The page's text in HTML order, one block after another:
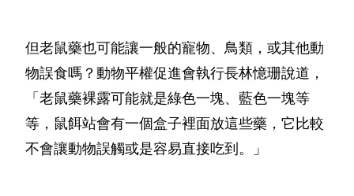
但老鼠藥也可能讓一般的寵物、鳥類，或其他動
物誤食嗎？動物平權促進會執行長林憶珊說道，
「老鼠藥裸露可能就是綠色一塊、藍色一塊等
等，鼠餌站會有一個盒子裡面放這些藥，它比較
不會讓動物誤觸或是容易直接吃到。」